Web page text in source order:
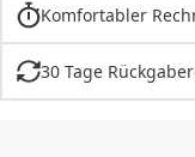
Komfortabler
30 Tage